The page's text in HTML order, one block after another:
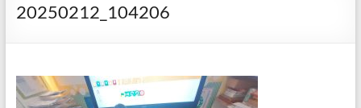
20250212_104206